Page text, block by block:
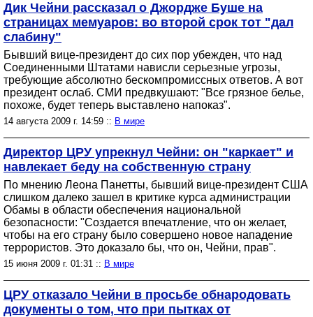
Дик Чейни рассказал о Джордже Буше на
страницах мемуаров: во второй срок тот "дал
слабину"
Бывший вице-президент до сих пор убежден, что над
Соединенными Штатами нависли серьезные угрозы,
требующие абсолютно бескомпромиссных ответов. А вот
президент ослаб. СМИ предвкушают: "Все грязное белье,
похоже, будет теперь выставлено напоказ".
14 августа 2009 г. 14:59 :: В мире
Директор ЦРУ упрекнул Чейни: он "каркает" и
навлекает беду на собственную страну
По мнению Леона Панетты, бывший вице-президент США
слишком далеко зашел в критике курса администрации
Обамы в области обеспечения национальной
безопасности: "Создается впечатление, что он желает,
чтобы на его страну было совершено новое нападение
террористов. Это доказало бы, что он, Чейни, прав".
15 июня 2009 г. 01:31 :: В мире
ЦРУ отказало Чейни в просьбе обнародовать
документы о том, что при пытках от